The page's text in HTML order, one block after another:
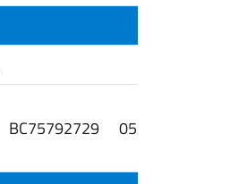
BC75792729 05/08/2026